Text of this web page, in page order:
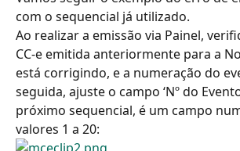
com o sequencial já utilizado.
Ao realizar a emissão via Painel,
CC-e emitida anteriormente para a
está corrigindo, e a numeração do
seguida, ajuste o campo ‘Nº do
próximo sequencial, é um campo
valores 1 a 20: